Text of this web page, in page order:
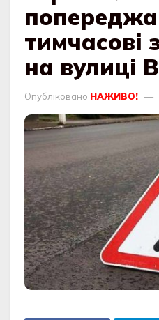
тимчасові
на вулиці
Опубліковано НАЖИВО!